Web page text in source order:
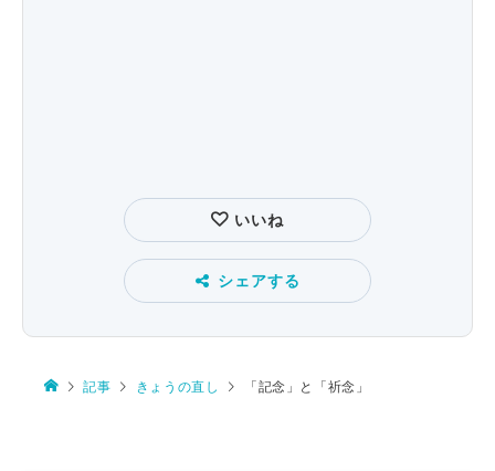
いいね
シェアする
記事 きょうの直し 「記念」と「祈念」